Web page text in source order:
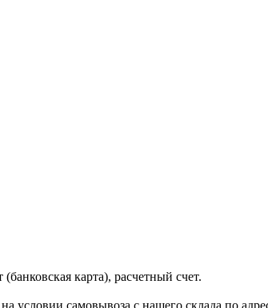
карта), расчетный счет.
условии самовывоза с нашего склада по